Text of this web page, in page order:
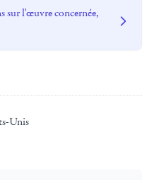
sur l'œuvre concernée,
Unis